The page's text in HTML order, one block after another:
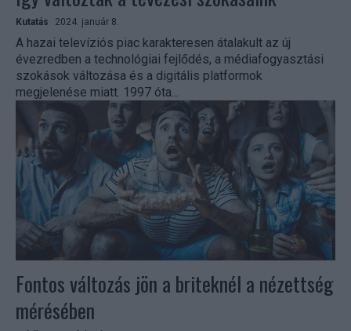
Kutatás 2024. január 8.
A hazai televíziós piac karakteresen átalakult az új
évezredben a technológiai fejlődés, a médiafogyasztási
szokások változása és a digitális platformok
megjelenése miatt. 1997 óta...
Fontos változás jön a briteknél a nézettség
mérésében